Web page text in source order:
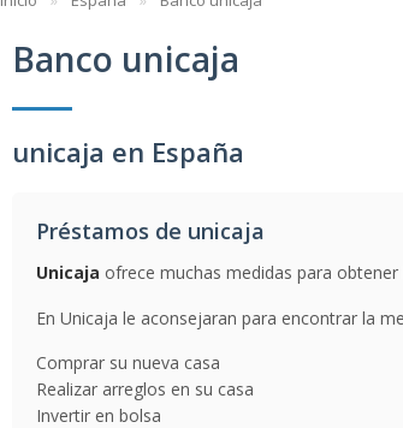
Banco unicaja
unicaja en España
Préstamos de unicaja
Unicaja ofrece muchas medidas para
En Unicaja le aconsejaran para encontrar la
Comprar su nueva casa
Realizar arreglos en su casa
Invertir en bolsa